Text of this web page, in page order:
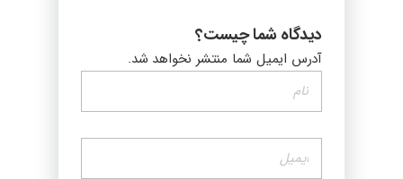
دیدگاه شما چیست؟
آدرس ایمیل شما منتشر نخواهد شد.